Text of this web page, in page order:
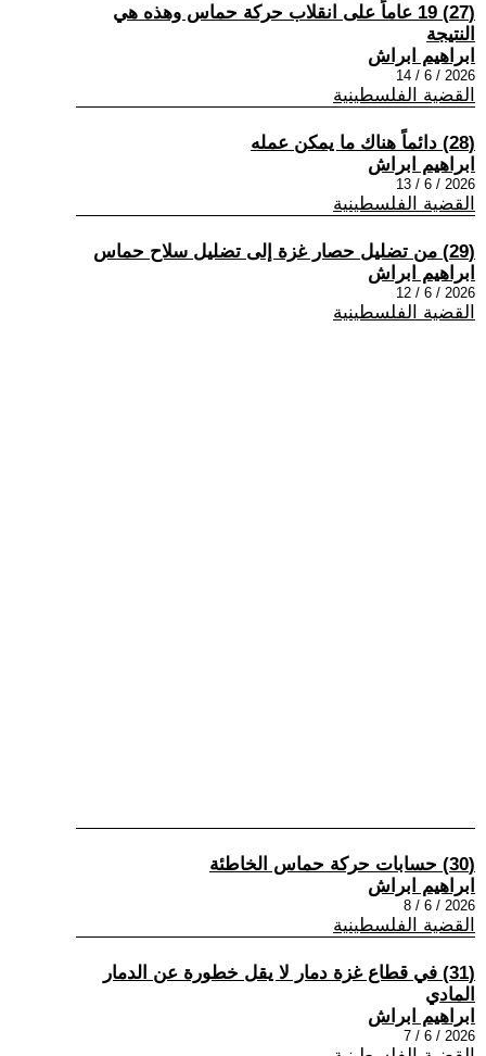
(27) 19 عاماً على انقلاب حركة حماس وهذه هي
النتيجة
ابراهيم ابراش
2026 / 6 / 14
القضية الفلسطينية
(28) دائماً هناك ما يمكن عمله
ابراهيم ابراش
2026 / 6 / 13
القضية الفلسطينية
(29) من تضليل حصار غزة إلى تضليل سلاح حماس
ابراهيم ابراش
2026 / 6 / 12
القضية الفلسطينية
(30) حسابات حركة حماس الخاطئة
ابراهيم ابراش
2026 / 6 / 8
القضية الفلسطينية
(31) في قطاع غزة دمار لا يقل خطورة عن الدمار
المادي
ابراهيم ابراش
2026 / 6 / 7